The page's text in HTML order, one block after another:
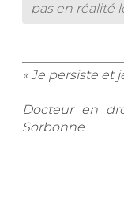
pas en réalité
« Je persiste et
Docteur en
Sorbonne.